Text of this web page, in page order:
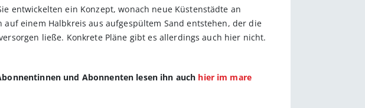
entwickelten ein Konzept, wonach neue Küstenstädte an
einem Halbkreis aus aufgespültem Sand entstehen, der die
ließe. Konkrete Pläne gibt es allerdings auch hier nicht.
und Abonnenten lesen ihn auch hier im mare